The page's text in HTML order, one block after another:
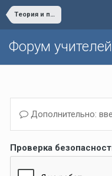
Теория и практика обучения английскому языку
Форум
Дополнительно:
Проверка